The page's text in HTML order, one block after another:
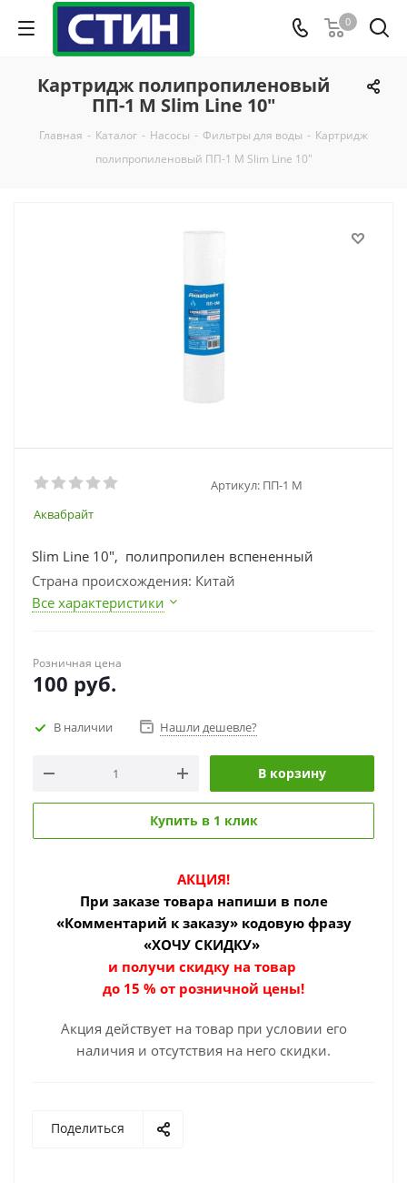
0
Картридж полипропиленовый
ПП-1 М Slim Line 10"
Главная - Каталог - Насосы - Фильтры для воды - Картридж
полипропиленовый ПП-1 М Slim Line 10"
Артикул: ПП-1 М
Аквабрайт
Slim Line 10", полипропилен вспененный
Страна происхождения: Китай
Все характеристики
Розничная цена
100 руб.
В наличии Нашли дешевле?
В корзину
Купить в 1 клик
АКЦИЯ!
При заказе товара напиши в поле
«Комментарий к заказу» кодовую фразу
«ХОЧУ СКИДКУ»
и получи скидку на товар
до 15 % от розничной цены!
Акция действует на товар при условии его
наличия и отсутствия на него скидки.
Поделиться